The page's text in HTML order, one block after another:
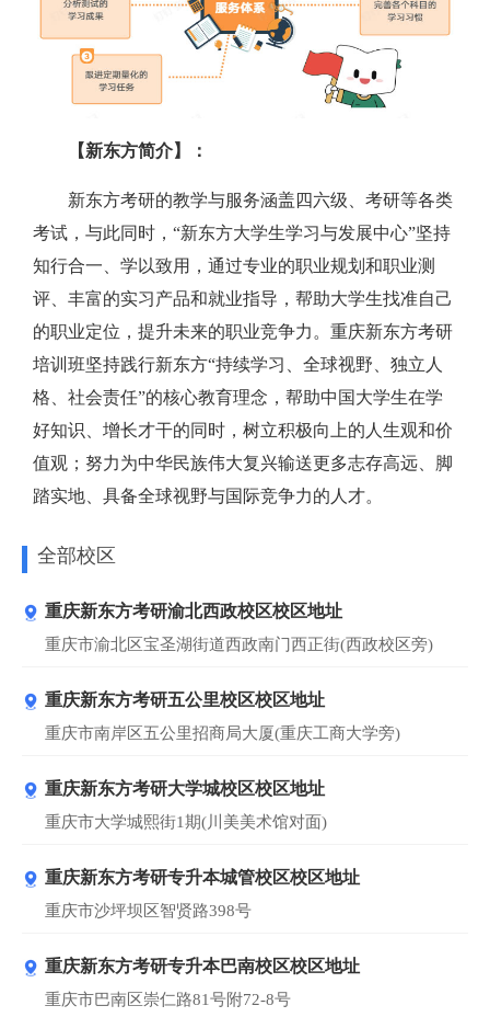
【新东方简介】：
新东方考研的教学与服务涵盖四六级、考研等各类
考试，与此同时，“新东方大学生学习与发展中心”坚持
知行合一、学以致用，通过专业的职业规划和职业测
评、丰富的实习产品和就业指导，帮助大学生找准自己
的职业定位，提升未来的职业竞争力。重庆新东方考研
培训班坚持践行新东方“持续学习、全球视野、独立人
格、社会责任”的核心教育理念，帮助中国大学生在学
好知识、增长才干的同时，树立积极向上的人生观和价
值观；努力为中华民族伟大复兴输送更多志存高远、脚
踏实地、具备全球视野与国际竞争力的人才。
全部校区
重庆新东方考研渝北西政校区校区地址
重庆市渝北区宝圣湖街道西政南门西正街(西政校区旁)
重庆新东方考研五公里校区校区地址
重庆市南岸区五公里招商局大厦(重庆工商大学旁)
重庆新东方考研大学城校区校区地址
重庆市大学城熙街1期(川美美术馆对面)
重庆新东方考研专升本城管校区校区地址
重庆市沙坪坝区智贤路398号
重庆新东方考研专升本巴南校区校区地址
重庆市巴南区崇仁路81号附72-8号